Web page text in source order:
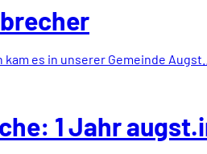
kam es in unserer Gemeinde
1 Jahr